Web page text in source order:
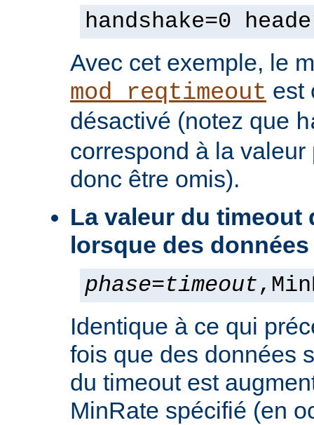
handshake=0
Avec cet exemple, le
mod_reqtimeout est
désactivé (notez que
correspond à la
donc être omis).
La valeur du timeout
lorsque des
phase=timeout
Identique à ce qui
fois que des données
du timeout est
MinRate spécifié (en